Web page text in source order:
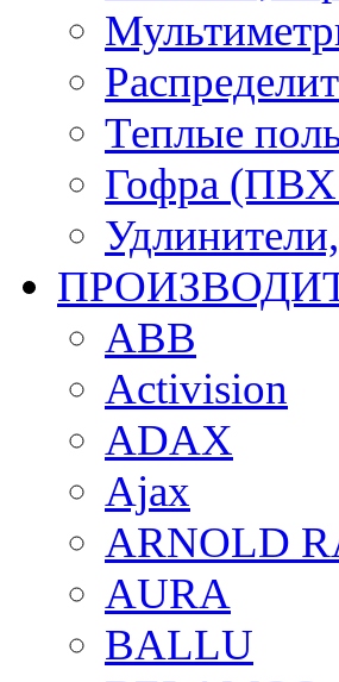
Теплые
Гофра (ПВХ
ABB
Activision
ADAX
Ajax
ARNOLD
AURA
BALLU